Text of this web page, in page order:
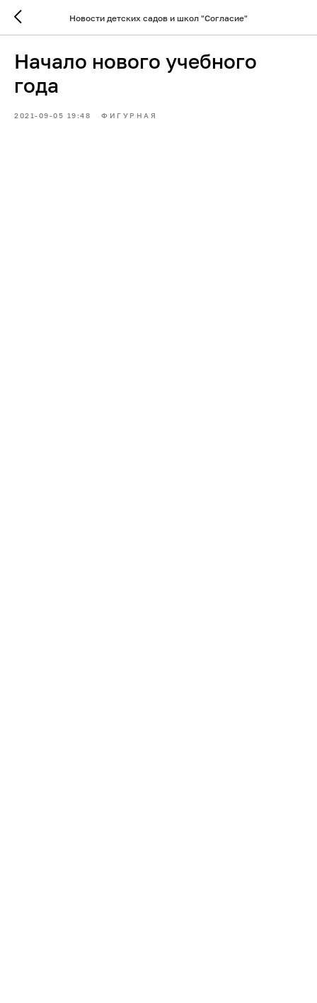
Новости детских садов и школ "Согласие"
Начало нового учебного
года
2021-09-05 19:48 ФИГУРНАЯ